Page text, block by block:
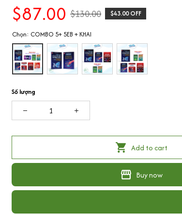
$87.00 $130.00 $43.00 OFF
Chọn: COMBO 5+ 5EB + KHAI
Số lượng
Add to cart
Buy now